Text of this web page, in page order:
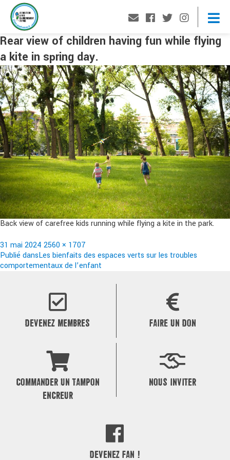
Rear view of children having fun while flying
a kite in spring day.
Back view of carefree kids running while flying a kite in the park.
Publié
le
31 mai 2024 Taille
réelle
2560 × 1707
Navigation
de
Publié dansLes bienfaits des espaces verts sur les troubles
comportementaux de l’enfant
DEVENEZ MEMBRES FAIRE UN DON
COMMANDER UN TAMPON
ENCREUR
NOUS INVITER
DEVENEZ FAN !